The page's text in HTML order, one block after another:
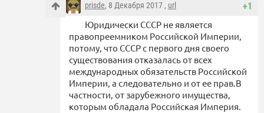
+1
prisde, 8 Декабря 2017 , url
Юридически СССР не является
правопреемником Российской Империи,
потому, что СССР с первого дня своего
существования отказалась от всех
международных обязательств Российской
Империи, а следовательно и от ее прав.В
частности, от зарубежного имущества,
которым обладала Российская Империя.